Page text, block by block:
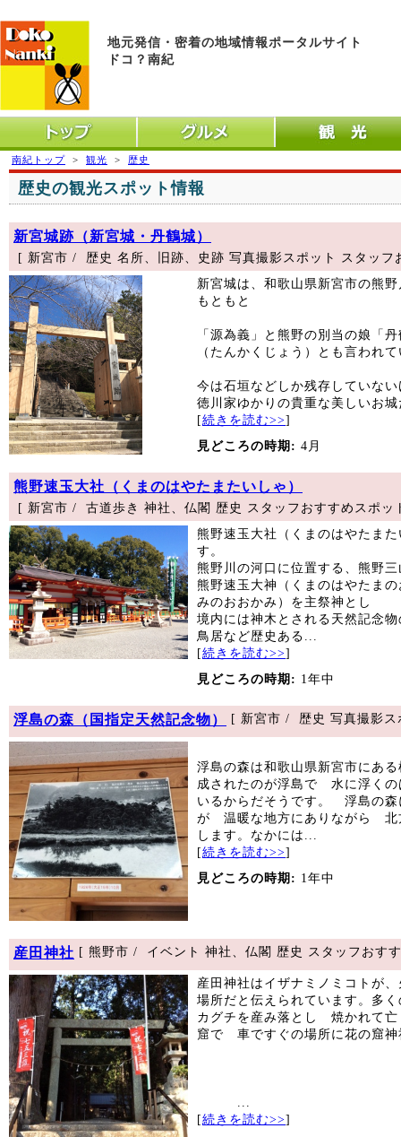
地元発信・密着の地域情報ポータルサイト
ドコ？南紀
トップ グルメ 観光
南紀トップ > 観光 > 歴史
歴史の観光スポット情報
新宮城跡（新宮城・丹鶴城）
[ 新宮市 / 歴史 名所、旧跡、史跡 写真撮影スポット スタッフ
新宮城は、和歌山県新宮市の熊
もともと
「源為義」と熊野の別当の娘「
（たんかくじょう）とも言われ
今は石垣などしか残存していな
徳川家ゆかりの貴重な美しいお
[続きを読む>>]
見どころの時期: 4月
熊野速玉大社（くまのはやたまたいしゃ）
[ 新宮市 / 古道歩き 神社、仏閣 歴史 スタッフおすすめスポッ
熊野速玉大社（くまのはやたま
す。
熊野川の河口に位置する、熊野
熊野速玉大神（くまのはやたま
みのおおかみ）を主祭神とし
境内には神木とされる天然記念
鳥居など歴史ある...
[続きを読む>>]
見どころの時期: 1年中
浮島の森（国指定天然記念物） [ 新宮市 / 歴史 写真撮影ス
浮島の森は和歌山県新宮市にあ
成されたのが浮島で 水に浮く
いるからだそうです。 浮島の
が 温暖な地方にありながら 北
します。なかには...
[続きを読む>>]
見どころの時期: 1年中
産田神社 [ 熊野市 / イベント 神社、仏閣 歴史 スタッフおす
産田神社はイザナミノミコトが
場所だと伝えられています。多
カグチを産み落とし 焼かれて亡
窟で 車ですぐの場所に花の窟神
...
[続きを読む>>]